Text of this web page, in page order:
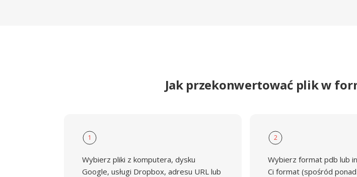
Jak przekonwertować plik w
1
Wybierz pliki z komputera, dysku
Google, usługi Dropbox, adresu URL lub
2
Wybierz format pdb lub
Ci format (spośród